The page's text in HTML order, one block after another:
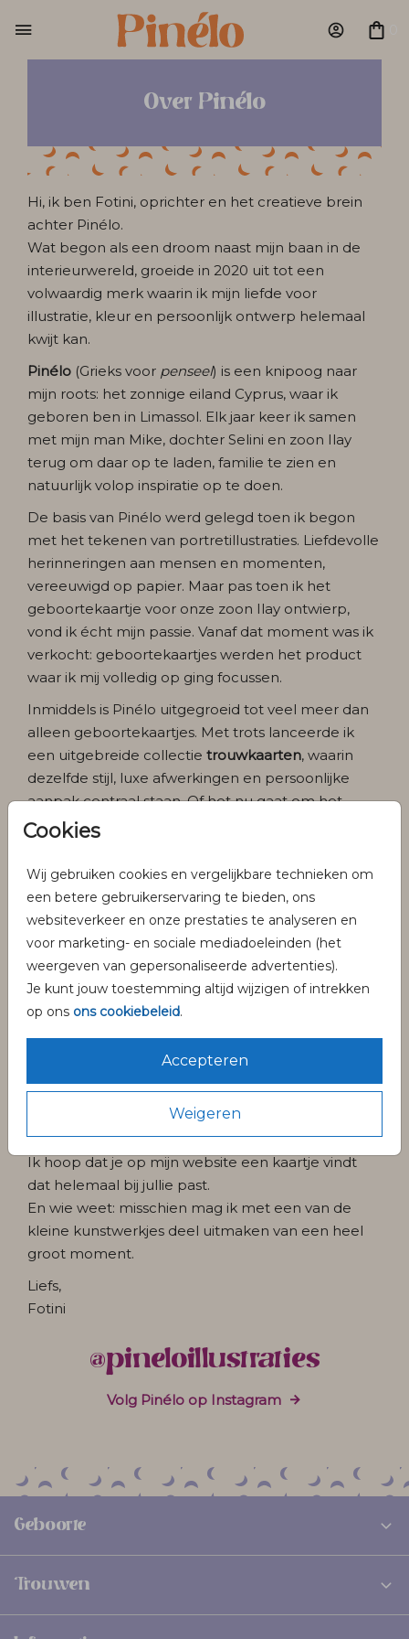
Cookies
Wij gebruiken cookies en vergelijkbare technieken om
een betere gebruikerservaring te bieden, ons
websiteverkeer en onze prestaties te analyseren en
voor marketing- en sociale mediadoeleinden (het
weergeven van gepersonaliseerde advertenties).
Je kunt jouw toestemming altijd wijzigen of intrekken
op ons ons cookiebeleid.
Accepteren
Weigeren
Over Pinélo
Hi, ik ben Fotini, oprichter en het creatieve brein
achter Pinélo.
Wat begon als een droom naast mijn baan in de
interieurwereld, groeide in 2020 uit tot een
volwaardig merk waarin ik mijn liefde voor
illustratie, kleur en persoonlijk ontwerp helemaal
kwijt kan.
Pinélo (Grieks voor penseel) is een knipoog naar
mijn roots: het zonnige eiland Cyprus, waar ik
geboren ben in Limassol. Elk jaar keer ik samen
met mijn man Mike, dochter Selini en zoon Ilay
terug om daar op te laden, familie te zien en
natuurlijk volop inspiratie op te doen.
De basis van Pinélo werd gelegd toen ik begon
met het tekenen van portretillustraties. Liefdevolle
herinneringen aan mensen en momenten,
vereeuwigd op papier. Maar pas toen ik het
geboortekaartje voor onze zoon Ilay ontwierp,
vond ik écht mijn passie. Vanaf dat moment was ik
verkocht: geboortekaartjes werden het product
waar ik mij volledig op ging focussen.
Inmiddels is Pinélo uitgegroeid tot veel meer dan
alleen geboortekaartjes. Met trots lanceerde ik
een uitgebreide collectie trouwkaarten, waarin
dezelfde stijl, luxe afwerkingen en persoonlijke
aanpak centraal staan. Of het nu gaat om het
aankondigen van een nieuw leven of een nieuw
Zo kun je bij Pinélo terecht voor je volledige
trouwhuisstijl waarmee al jouw drukwerk op elkaar
is afgestemd.
Mijn stijl?Uitgesproken, vol kleur, leuke details en
het gebruik van folie!
Met een voorliefde voor kleur, speelse thema’s en
luxe foliedruk, ontwerp ik kaarten die je niet snel
ergens anders ziet. Of je nu kiest uit de bestaande
collectie of samen met mij een ontwerp op maat
maakt, het draait altijd om jouw verhaal. Zo is ieder
ontwerp authentiek en volledig met de hand door
Ik hoop dat je op mijn website een kaartje vindt
dat helemaal bij jullie past.
En wie weet: misschien mag ik met een van de
kleine kunstwerkjes deel uitmaken van een heel
groot moment.
Liefs,
Fotini
@pineloillustraties
Volg Pinélo op Instagram
Geboorte
Trouwen